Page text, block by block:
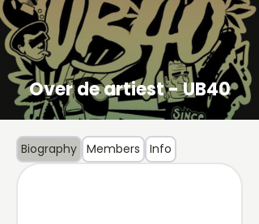
Over de artiest - UB40
Biography Members Info